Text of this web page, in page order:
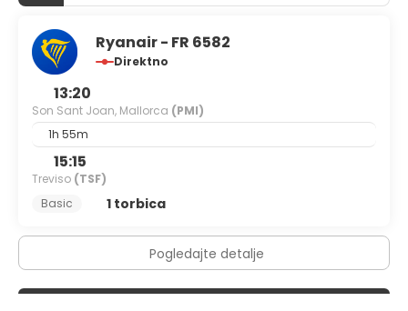
Ryanair - FR 6582
Direktno
13:20
Son Sant Joan, Mallorca (PMI)
1h 55m
15:15
Treviso (TSF)
Basic
1 torbica
Pogledajte detalje